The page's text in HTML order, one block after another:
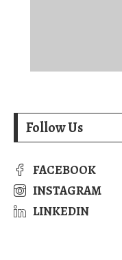
Follow Us
FACEBOOK
INSTAGRAM
LINKEDIN